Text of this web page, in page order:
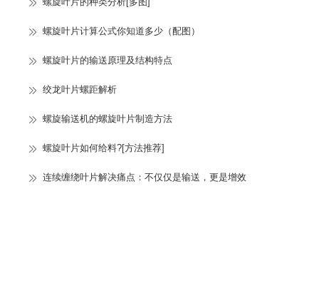
螺旋叶片计算公式你知道多少（配图）
螺旋叶片的输送原理及结构特点
绞龙叶片螺距解析
螺旋输送机的螺旋叶片制造方法
螺旋叶片如何给料?[方法推荐]
连续缠绕叶片解决痛点：不仅仅是输送，更是增效